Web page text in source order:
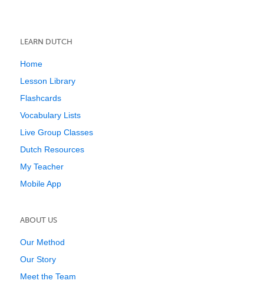
LEARN DUTCH
Home
Lesson Library
Flashcards
Vocabulary Lists
Live Group Classes
Dutch Resources
My Teacher
Mobile App
ABOUT US
Our Method
Our Story
Meet the Team